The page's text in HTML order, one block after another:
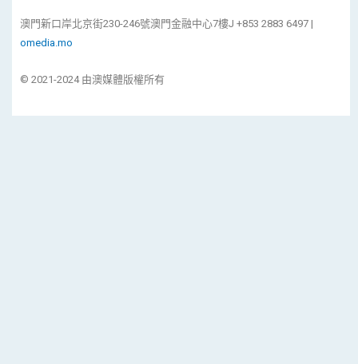
澳門新口岸北京街230-246號澳門金融中心7樓J +853 2883 6497 |
omedia.mo
© 2021-2024 由澳媒體版權所有